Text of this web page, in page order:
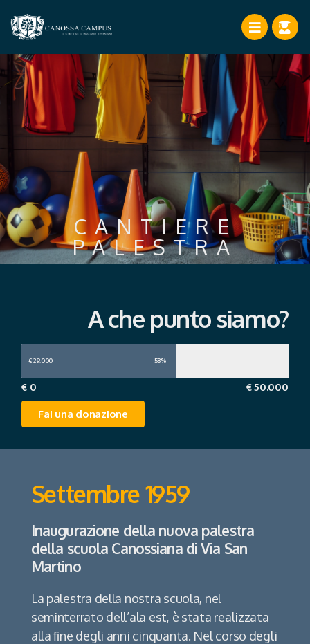
CANTIERE
PALESTRA
A che punto siamo?
€ 29.000 58%
€ 0 € 50.000
Fai una donazione
Settembre 1959
Inaugurazione della nuova palestra
della scuola Canossiana di Via San
Martino
La palestra della nostra scuola, nel
seminterrato dell’ala est, è stata realizzata
alla ﬁne degli anni cinquanta. Nel corso degli